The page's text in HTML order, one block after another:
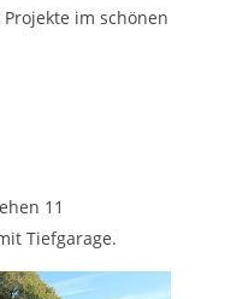
im schönen
11
Tiefgarage.